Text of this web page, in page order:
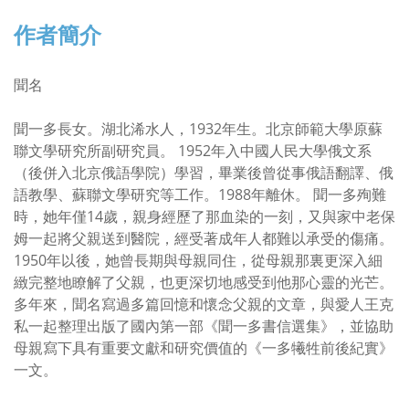
作者簡介
聞名
聞一多長女。湖北浠水人，1932年生。北京師範大學原蘇
聯文學研究所副研究員。 1952年入中國人民大學俄文系
（後併入北京俄語學院）學習，畢業後曾從事俄語翻譯、俄
語教學、蘇聯文學研究等工作。1988年離休。 聞一多殉難
時，她年僅14歲，親身經歷了那血染的一刻，又與家中老保
姆一起將父親送到醫院，經受著成年人都難以承受的傷痛。
1950年以後，她曾長期與母親同住，從母親那裏更深入細
緻完整地瞭解了父親，也更深切地感受到他那心靈的光芒。
多年來，聞名寫過多篇回憶和懷念父親的文章，與愛人王克
私一起整理出版了國內第一部《聞一多書信選集》，並協助
母親寫下具有重要文獻和研究價值的《一多犧牲前後紀實》
一文。